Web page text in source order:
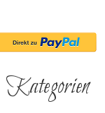
Kategorien